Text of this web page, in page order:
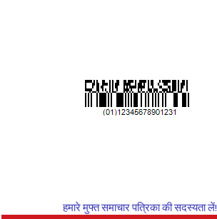
हमारे मुफ्त समाचार पत्रिका की सदस्यता लें!